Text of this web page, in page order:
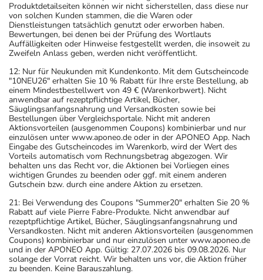
Produktdetailseiten können wir nicht sicherstellen, dass diese nur
von solchen Kunden stammen, die die Waren oder
Dienstleistungen tatsächlich genutzt oder erworben haben.
Bewertungen, bei denen bei der Prüfung des Wortlauts
Auffälligkeiten oder Hinweise festgestellt werden, die insoweit zu
Zweifeln Anlass geben, werden nicht veröffentlicht.
12: Nur für Neukunden mit Kundenkonto. Mit dem Gutscheincode
"10NEU26" erhalten Sie 10 % Rabatt für Ihre erste Bestellung, ab
einem Mindestbestellwert von 49 € (Warenkorbwert). Nicht
anwendbar auf rezeptpflichtige Artikel, Bücher,
Säuglingsanfangsnahrung und Versandkosten sowie bei
Bestellungen über Vergleichsportale. Nicht mit anderen
Aktionsvorteilen (ausgenommen Coupons) kombinierbar und nur
einzulösen unter www.aponeo.de oder in der APONEO App. Nach
Eingabe des Gutscheincodes im Warenkorb, wird der Wert des
Vorteils automatisch vom Rechnungsbetrag abgezogen. Wir
behalten uns das Recht vor, die Aktionen bei Vorliegen eines
wichtigen Grundes zu beenden oder ggf. mit einem anderen
Gutschein bzw. durch eine andere Aktion zu ersetzen.
21: Bei Verwendung des Coupons "Summer20" erhalten Sie 20 %
Rabatt auf viele Pierre Fabre-Produkte. Nicht anwendbar auf
rezeptpflichtige Artikel, Bücher, Säuglingsanfangsnahrung und
Versandkosten. Nicht mit anderen Aktionsvorteilen (ausgenommen
Coupons) kombinierbar und nur einzulösen unter www.aponeo.de
und in der APONEO App. Gültig: 27.07.2026 bis 09.08.2026. Nur
solange der Vorrat reicht. Wir behalten uns vor, die Aktion früher
zu beenden. Keine Barauszahlung.